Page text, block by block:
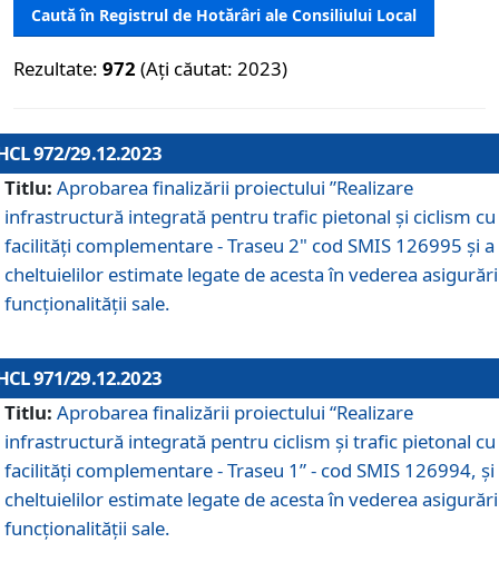
Caută în Registrul de Hotărâri ale Consiliului Local
Rezultate: 972 (Ați căutat: 2023)
972/29.12.2023
Titlu: Aprobarea finalizării proiectului ”Realizare
infrastructură integrată pentru trafic pietonal și ciclism cu
facilități complementare - Traseu 2" cod SMIS 126995 și a
cheltuielilor estimate legate de acesta în vederea
funcționalității sale.
971/29.12.2023
Titlu: Aprobarea finalizării proiectului “Realizare
infrastructură integrată pentru ciclism şi trafic pietonal cu
facilităţi complementare - Traseu 1” - cod SMIS 126994, și
cheltuielilor estimate legate de acesta în vederea
funcționalității sale.